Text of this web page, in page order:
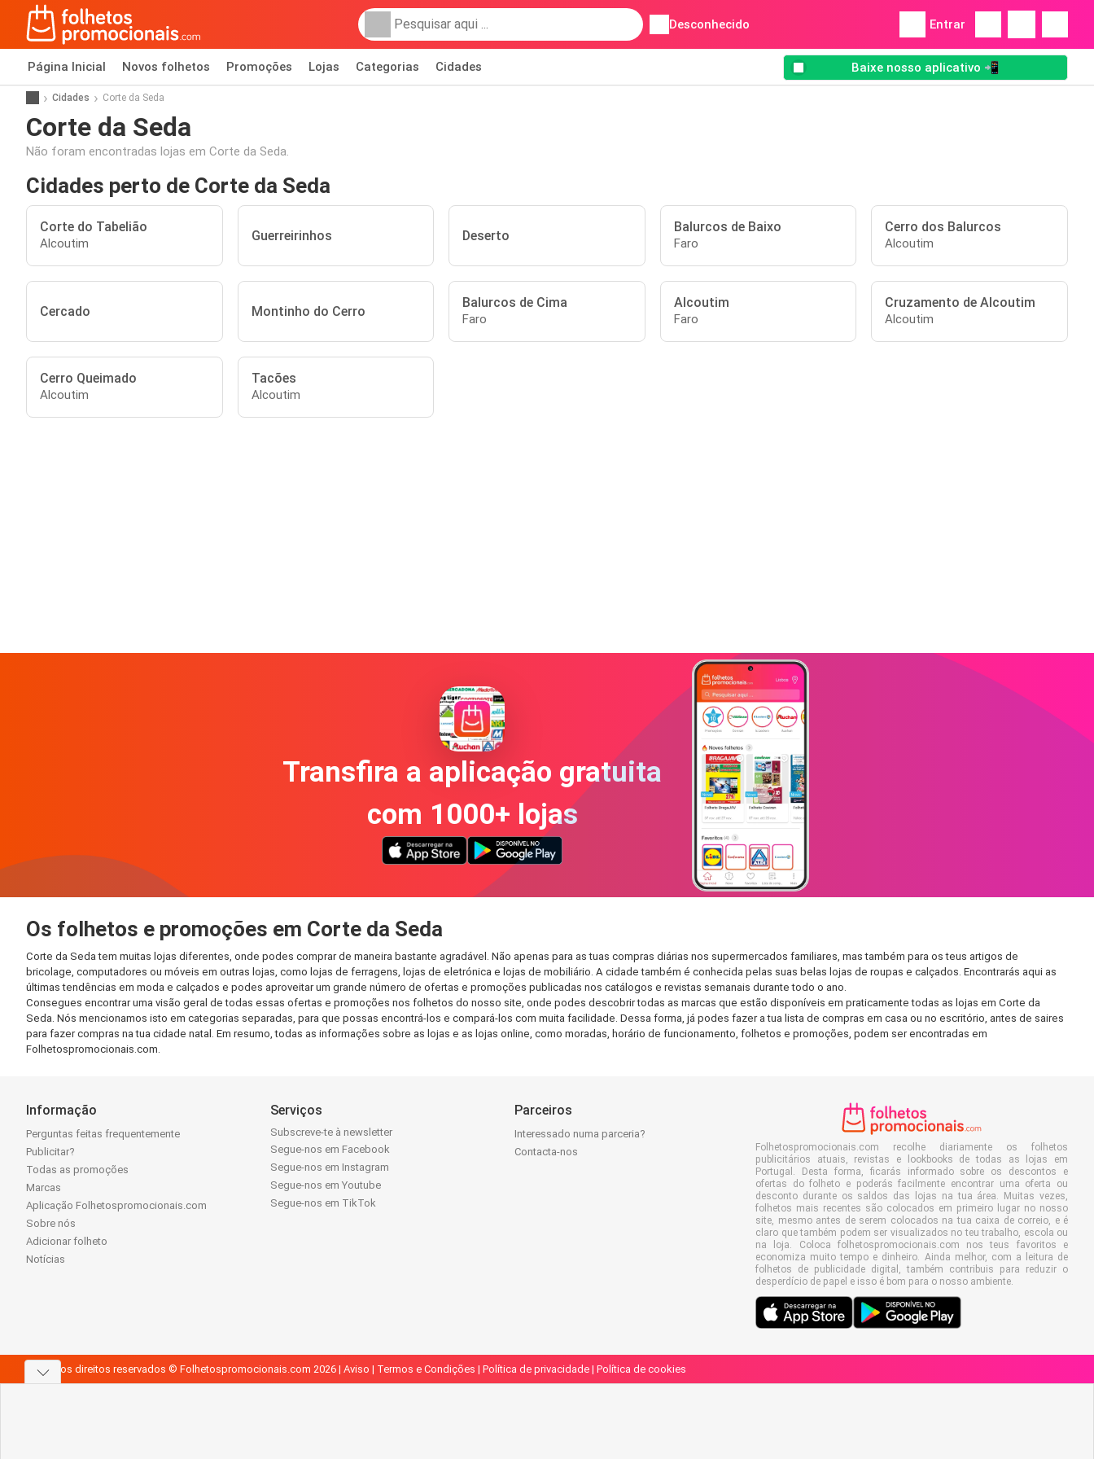
Desconhecido Entrar
Página Inicial Novos folhetos Promoções Lojas Categorias Cidades Baixe nosso aplicativo 📲
Cidades Corte da Seda
Corte da Seda
Não foram encontradas lojas em Corte da Seda.
Cidades perto de Corte da Seda
Corte do Tabelião
Alcoutim Guerreirinhos Deserto
Balurcos de Baixo
Faro
Cerro dos Balurcos
Alcoutim
Cercado Montinho do Cerro
Balurcos de Cima
Faro
Alcoutim
Faro
Cruzamento de Alcoutim
Alcoutim
Cerro Queimado
Alcoutim
Tacões
Alcoutim
Transfira a aplicação gratuita
com 1000+ lojas
Os folhetos e promoções em Corte da Seda
Corte da Seda tem muitas lojas diferentes, onde podes comprar de maneira bastante agradável. Não apenas para as tuas compras diárias nos supermercados familiares, mas também para os teus artigos de
bricolage, computadores ou móveis em outras lojas, como lojas de ferragens, lojas de eletrónica e lojas de mobiliário. A cidade também é conhecida pelas suas belas lojas de roupas e calçados. Encontrarás aqui as
últimas tendências em moda e calçados e podes aproveitar um grande número de ofertas e promoções publicadas nos catálogos e revistas semanais durante todo o ano.
Consegues encontrar uma visão geral de todas essas ofertas e promoções nos folhetos do nosso site, onde podes descobrir todas as marcas que estão disponíveis em praticamente todas as lojas em Corte da
Seda. Nós mencionamos isto em categorias separadas, para que possas encontrá-los e compará-los com muita facilidade. Dessa forma, já podes fazer a tua lista de compras em casa ou no escritório, antes de saires
para fazer compras na tua cidade natal. Em resumo, todas as informações sobre as lojas e as lojas online, como moradas, horário de funcionamento, folhetos e promoções, podem ser encontradas em
Folhetospromocionais.com.
Informação
Perguntas feitas frequentemente
Publicitar?
Todas as promoções
Marcas
Aplicação Folhetospromocionais.com
Sobre nós
Adicionar folheto
Notícias
Serviços
Subscreve-te à newsletter
Segue-nos em Facebook
Segue-nos em Instagram
Segue-nos em Youtube
Segue-nos em TikTok
Parceiros
Interessado numa parceria?
Contacta-nos
Folhetospromocionais.com recolhe diariamente os folhetos
publicitários atuais, revistas e lookbooks de todas as lojas em
Portugal. Desta forma, ficarás informado sobre os descontos e
ofertas do folheto e poderás facilmente encontrar uma oferta ou
desconto durante os saldos das lojas na tua área. Muitas vezes,
folhetos mais recentes são colocados em primeiro lugar no nosso
site, mesmo antes de serem colocados na tua caixa de correio, e é
claro que também podem ser visualizados no teu trabalho, escola ou
na loja. Coloca folhetospromocionais.com nos teus favoritos e
economiza muito tempo e dinheiro. Ainda melhor, com a leitura de
folhetos de publicidade digital, também contribuis para reduzir o
desperdício de papel e isso é bom para o nosso ambiente.
Todos os direitos reservados © Folhetospromocionais.com 2026 | Aviso | Termos e Condições | Política de privacidade | Política de cookies